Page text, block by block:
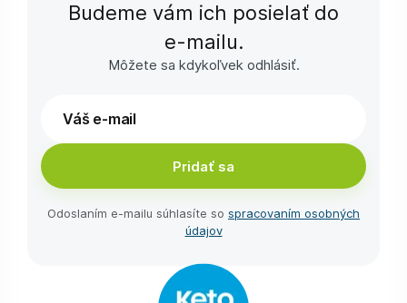
Budeme vám ich posielať do
e-⁠mailu.
Môžete sa kdykoľvek odhlásiť.
Pridať sa
Odoslaním e-⁠mailu súhlasíte so spracovaním osobných
údajov